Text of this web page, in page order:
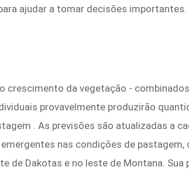
ajudar a tomar decisões importantes.
crescimento da vegetação -
provavelmente produzirão
. As previsões são atualizadas a
nas condições de pastagem,
de Dakotas e no leste de Montana. Sua